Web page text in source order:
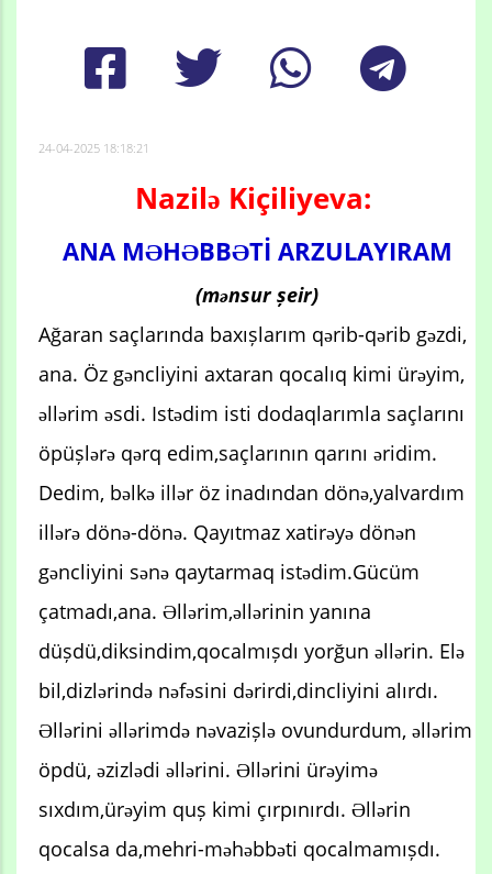
24-04-2025 18:18:21
Nazilə Kiçiliyeva:
ANA MƏHƏBBƏTİ ARZULAYIRAM
(mənsur șeir)
Ağaran saçlarında baxıșlarım qərib-qərib gəzdi,
ana. Öz gəncliyini axtaran qocalıq kimi ürəyim,
əllərim əsdi. Istədim isti dodaqlarımla saçlarını
öpüșlərə qərq edim,saçlarının qarını əridim.
Dedim, bəlkə illər öz inadından dönə,yalvardım
illərə dönə-dönə. Qayıtmaz xatirəyə dönən
gəncliyini sənə qaytarmaq istədim.Gücüm
çatmadı,ana. Əllərim,əllərinin yanına
düșdü,diksindim,qocalmıșdı yorğun əllərin. Elə
bil,dizlərində nəfəsini dərirdi,dincliyini alırdı.
Əllərini əllərimdə nəvazișlə ovundurdum, əllərim
öpdü, əzizlədi əllərini. Əllərini ürəyimə
sıxdım,ürəyim quș kimi çırpınırdı. Əllərin
qocalsa da,mehri-məhəbbəti qocalmamıșdı.